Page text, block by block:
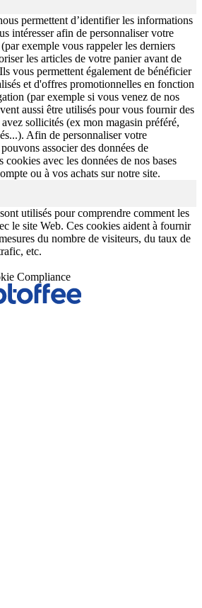
permettent d’identifier les informations
intéresser afin de personnaliser votre
exemple vous rappeler les derniers
les articles de votre panier avant de
vous permettent également de bénéficier
et d'offres promotionnelles en fonction
(par exemple si vous venez de nos
aussi être utilisés pour vous fournir des
sollicités (ex mon magasin préféré,
Afin de personnaliser votre
associer des données de
cookies avec les données de nos bases
ou à vos achats sur notre site.
utilisés pour comprendre comment les
le site Web. Ces cookies aident à fournir
du nombre de visiteurs, du taux de
etc.
Compliance